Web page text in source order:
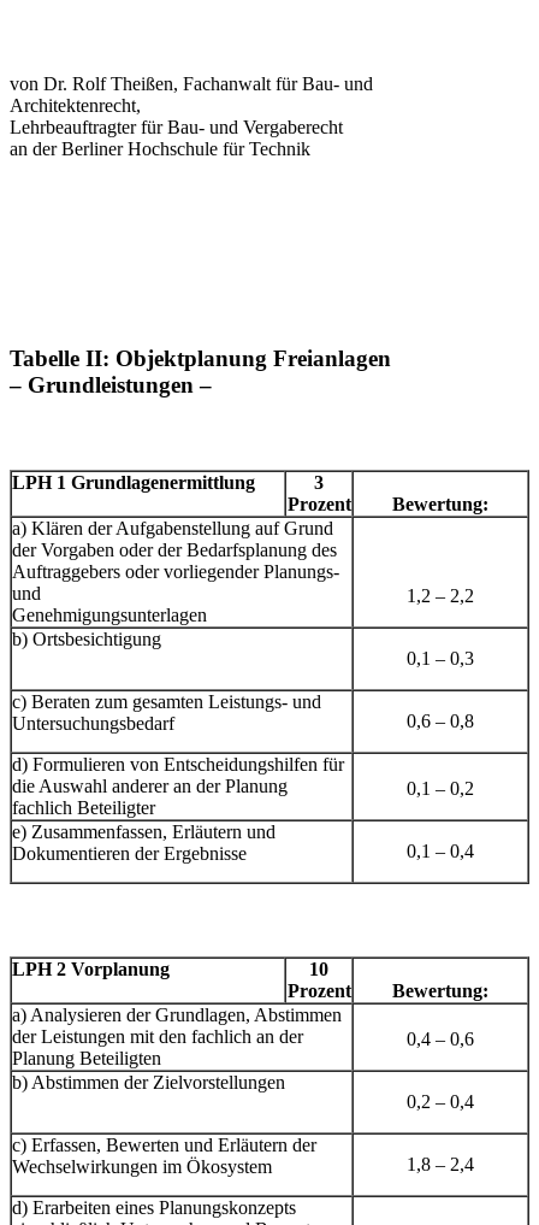
von Dr. Rolf Theißen, Fachanwalt für Bau- und
Architektenrecht,
Lehrbeauftragter für Bau- und Vergaberecht
an der Berliner Hochschule für Technik
Tabelle II: Objektplanung Freianlagen
– Grundleistungen –
LPH 1 Grundlagenermittlung
3
Prozent
Bewertung:
a) Klären der Aufgabenstellung auf Grund
der Vorgaben oder der Bedarfsplanung des
Auftraggebers oder vorliegender Planungs-
und
Genehmigungsunterlagen
1,2 – 2,2
b) Ortsbesichtigung
0,1 – 0,3
c) Beraten zum gesamten Leistungs- und
Untersuchungsbedarf
0,6 – 0,8
d) Formulieren von Entscheidungshilfen für
die Auswahl anderer an der Planung
fachlich Beteiligter
0,1 – 0,2
e) Zusammenfassen, Erläutern und
Dokumentieren der Ergebnisse
0,1 – 0,4
LPH 2 Vorplanung
10
Prozent
Bewertung:
a) Analysieren der Grundlagen, Abstimmen
der Leistungen mit den fachlich an der
Planung Beteiligten
0,4 – 0,6
b) Abstimmen der Zielvorstellungen
0,2 – 0,4
c) Erfassen, Bewerten und Erläutern der
Wechselwirkungen im Ökosystem
1,8 – 2,4
d) Erarbeiten eines Planungskonzepts